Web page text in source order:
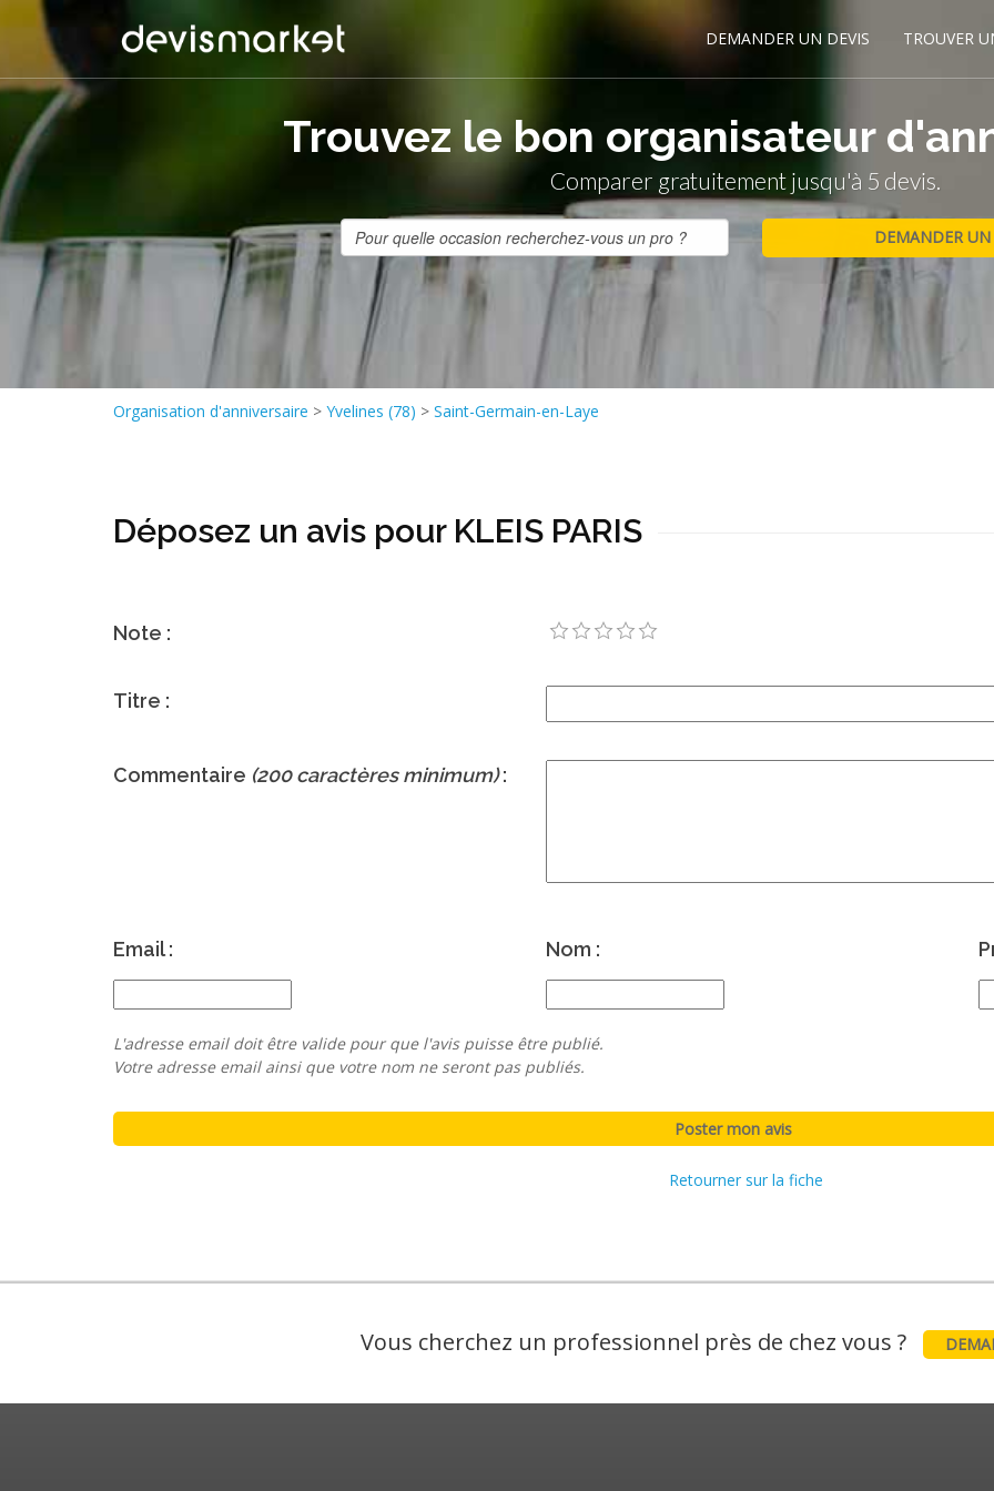
DEMANDER UN DEVIS TROUVER
Trouvez le bon organisateur
Comparer gratuitement jusqu'à 5 devis.
Organisation d'anniversaire > Yvelines (78) > Saint-Germain-en-Laye
Déposez un avis pour KLEIS PARIS
Note :
Titre :
Commentaire (200 caractères minimum):
Email : Nom :
L'adresse email doit être valide pour que l'avis puisse être publié.
Votre adresse email ainsi que votre nom ne seront pas publiés.
Retourner sur la fiche
Vous cherchez un professionnel près de chez vous ?